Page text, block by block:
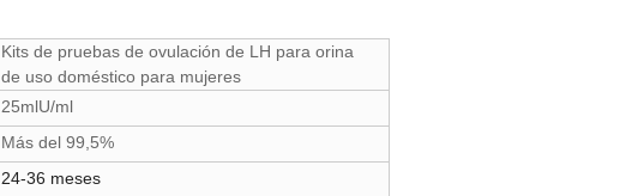
Kits de pruebas de ovulación de LH para orina
de uso doméstico para mujeres
25mlU/ml
Más del 99,5%
24-36 meses